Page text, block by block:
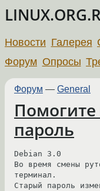
Новости Галерея
Форум Опросы
Форум — General
Помогите
пароль
Debian 3.0
Во время смены
терминал.
Старый пароль